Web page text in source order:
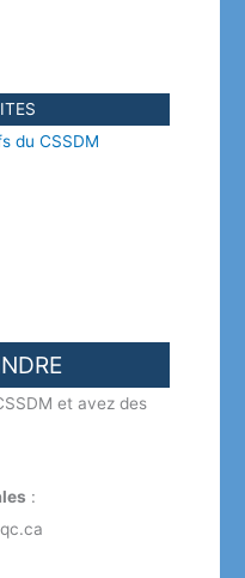
du CSSDM
et avez des
: